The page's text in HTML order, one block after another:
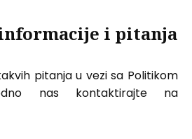
informacije i pitanja
pitanja u vezi sa Politikom
nas kontaktirajte na